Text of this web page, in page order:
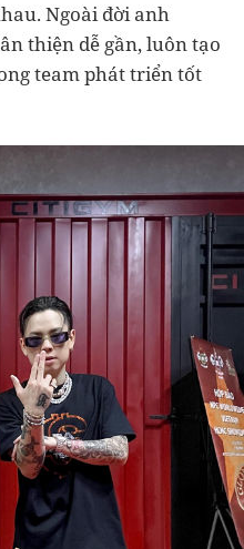
Ngoài đời anh
thiện dễ gần, luôn tạo
team phát triển tốt